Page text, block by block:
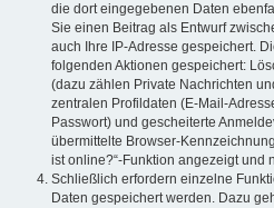
die dort eingegebenen Daten
Sie einen Beitrag als Entwurf
auch Ihre IP-Adresse gespeichert.
folgenden Aktionen gespeichert:
(dazu zählen Private Nachrichten
zentralen Profildaten (E-Mail-
Passwort) und gescheiterte
übermittelte Browser-
ist online?“-Funktion angezeigt und
Schließlich erfordern einzelne
Daten gespeichert werden. Dazu